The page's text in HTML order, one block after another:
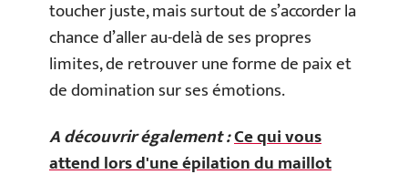
toucher juste, mais surtout de s’accorder la
chance d’aller au-delà de ses propres
limites, de retrouver une forme de paix et
de domination sur ses émotions.
A découvrir également :Ce qui vous
attend lors d'une épilation du maillot